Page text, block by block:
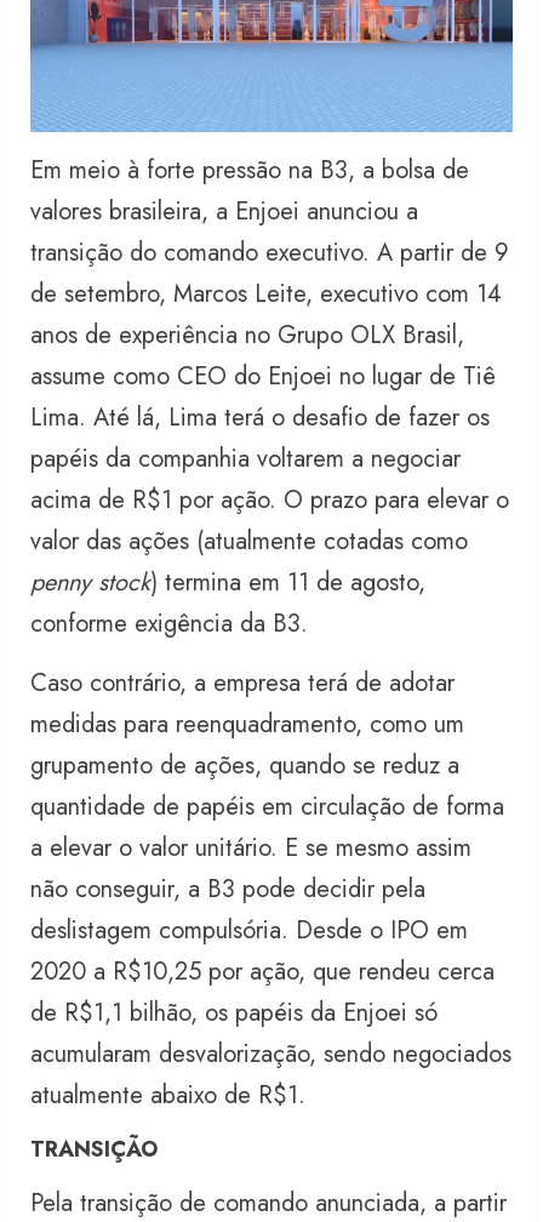
Em meio à forte pressão na B3, a bolsa de
valores brasileira, a Enjoei anunciou a
transição do comando executivo. A partir de 9
de setembro, Marcos Leite, executivo com 14
anos de experiência no Grupo OLX Brasil,
assume como CEO do Enjoei no lugar de Tiê
Lima. Até lá, Lima terá o desafio de fazer os
papéis da companhia voltarem a negociar
acima de R$1 por ação. O prazo para elevar o
valor das ações (atualmente cotadas como
penny stock) termina em 11 de agosto,
conforme exigência da B3.
Caso contrário, a empresa terá de adotar
medidas para reenquadramento, como um
grupamento de ações, quando se reduz a
quantidade de papéis em circulação de forma
a elevar o valor unitário. E se mesmo assim
não conseguir, a B3 pode decidir pela
deslistagem compulsória. Desde o IPO em
2020 a R$10,25 por ação, que rendeu cerca
de R$1,1 bilhão, os papéis da Enjoei só
acumularam desvalorização, sendo negociados
atualmente abaixo de R$1.
TRANSIÇÃO
Pela transição de comando anunciada, a partir